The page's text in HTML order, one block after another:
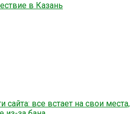
в Казань
сайта: все встает на свои места,